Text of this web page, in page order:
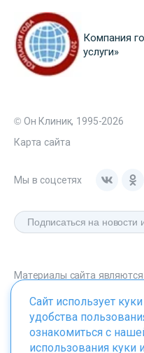
Компания
услуги»
© Он Клиник, 1995-2026
Карта сайта
Мы в соцсетях
Материалы сайта
onclinic.ru запрещено в
Сайт использует
удобства
ознакомиться с
использования куки